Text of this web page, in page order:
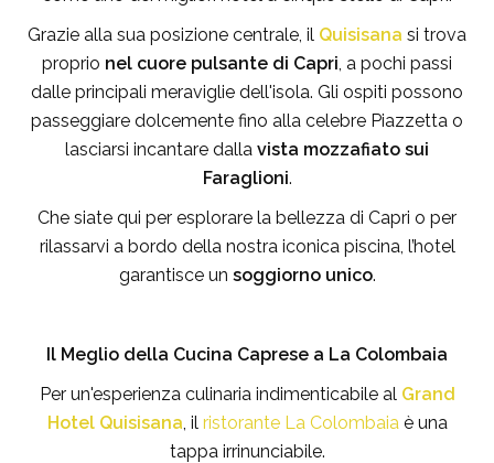
Grazie alla sua posizione centrale, il Quisisana si trova
proprio nel cuore pulsante di Capri, a pochi passi
dalle principali meraviglie dell'isola. Gli ospiti possono
passeggiare dolcemente fino alla celebre Piazzetta o
lasciarsi incantare dalla vista mozzafiato sui
Faraglioni.
Che siate qui per esplorare la bellezza di Capri o per
rilassarvi a bordo della nostra iconica piscina, l’hotel
garantisce un soggiorno unico.
Il Meglio della Cucina Caprese a La Colombaia
Per un'esperienza culinaria indimenticabile al Grand
Hotel Quisisana, il ristorante La Colombaiaè una
tappa irrinunciabile.